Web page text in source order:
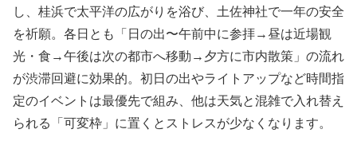
し、桂浜で太平洋の広がりを浴び、土佐神社で一年の安全
を祈願。各日とも「日の出〜午前中に参拝→昼は近場観
光・食→午後は次の都市へ移動→夕方に市内散策」の流れ
が渋滞回避に効果的。初日の出やライトアップなど時間指
定のイベントは最優先で組み、他は天気と混雑で入れ替え
られる「可変枠」に置くとストレスが少なくなります。